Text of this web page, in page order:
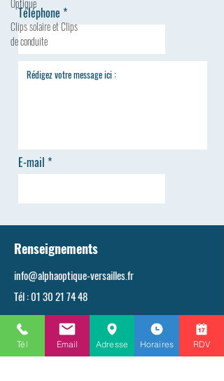
Optique
Clips solaire et Clips
de conduite
Téléphone
E-mail
ENVOYER
Renseignements
info@alphaoptique-versailles.fr
Tél :01 30 21 74 48
Professionnels
Tél Email Adresse Horaires RDV